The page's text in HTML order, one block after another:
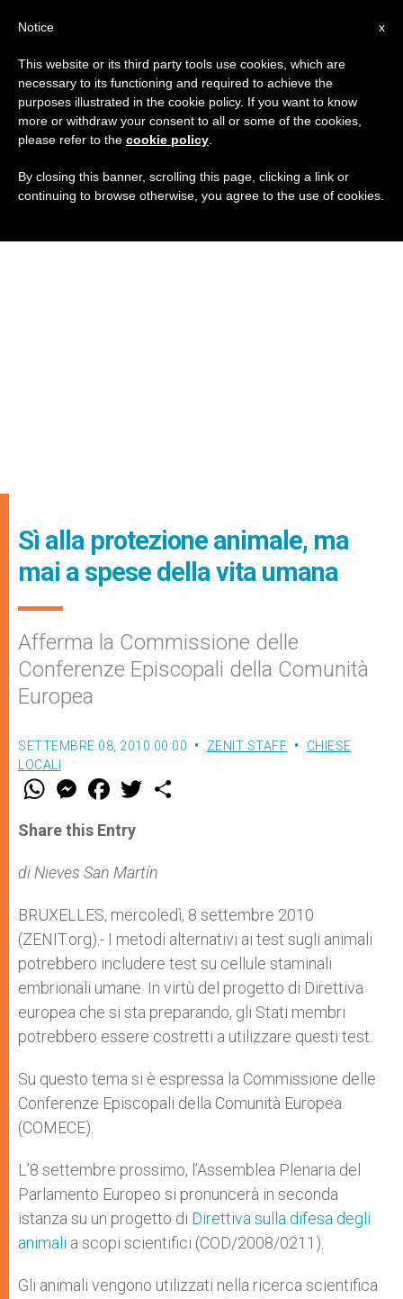
Sì alla protezione animale, ma
mai a spese della vita umana
Afferma la Commissione delle
Conferenze Episcopali della Comunità
Europea
SETTEMBRE 08, 2010 00:00 ZENIT STAFF
CHIESE
LOCALI
W
t
s
p
p
M
e
s
e
g
e
F
a
e
b
o
k
w
r
Share this Entry
di Nieves San Martín
BRUXELLES, mercoledì, 8 settembre 2010
(ZENIT.org).- I metodi alternativi ai test sugli animali
potrebbero includere test su cellule staminali
embrionali umane. In virtù del progetto di Direttiva
europea che si sta preparando, gli Stati membri
potrebbero essere costretti a utilizzare questi test.
Su questo tema si è espressa la Commissione delle
Conferenze Episcopali della Comunità Europea
(COMECE).
L’8 settembre prossimo, l’Assemblea Plenaria del
Parlamento Europeo si pronuncerà in seconda
istanza su un progetto di Direttiva sulla difesa degli
animali a scopi scientifici (COD/2008/0211).
Gli animali vengono utilizzati nella ricerca scientifica
x
Notice
This website or its third party tools use cookies, which are
necessary to its functioning and required to achieve the
purposes illustrated in the cookie policy. If you want to know
more or withdraw your consent to all or some of the cookies,
please refer to the cookie policy
By closing this banner, scrolling this page, clicking a link or
continuing to browse otherwise, you agree to the use of cookies.